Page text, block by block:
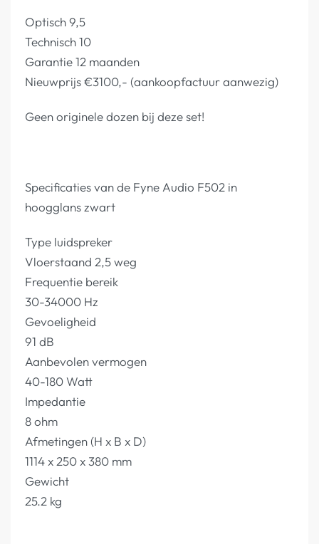
Optisch 9,5
Technisch 10
Garantie 12 maanden
Nieuwprijs €3100,- (aankoopfactuur aanwezig)
Geen originele dozen bij deze set!
Specificaties van de Fyne Audio F502 in
hoogglans zwart
Type luidspreker
Vloerstaand 2,5 weg
Frequentie bereik
30-34000 Hz
Gevoeligheid
91 dB
Aanbevolen vermogen
40-180 Watt
Impedantie
8 ohm
Afmetingen (H x B x D)
1114 x 250 x 380 mm
Gewicht
25.2 kg